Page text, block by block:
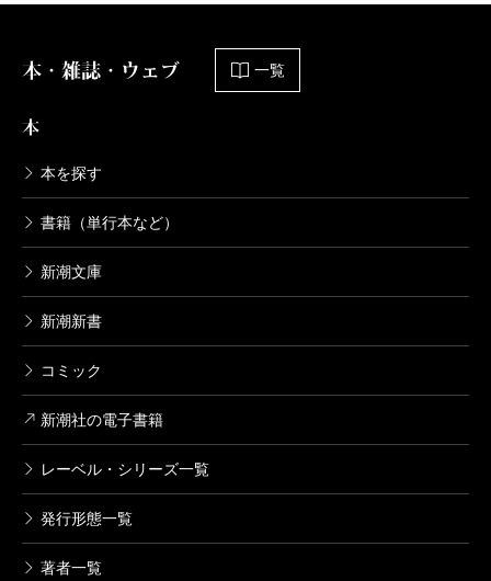
本・雑誌・ウェブ 一覧
本
本を探す
書籍（単行本など）
新潮文庫
新潮新書
コミック
新潮社の電子書籍
レーベル・シリーズ一覧
発行形態一覧
著者一覧